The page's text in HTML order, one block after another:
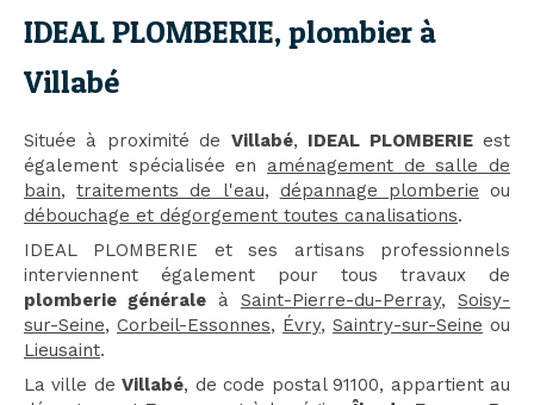
IDEAL PLOMBERIE, plombier à
Villabé
Située à proximité de Villabé, IDEAL PLOMBERIEest
également spécialisée en aménagement de salle de
bain,traitements de l'eau, dépannage plomberie ou
débouchage et dégorgement toutes canalisations.
IDEAL PLOMBERIE et ses artisans professionnels
interviennent également pour tous travaux de
plomberie générale à Saint-Pierre-du-Perray, Soisy-
sur-Seine, Corbeil-Essonnes, Évry, Saintry-sur-Seine ou
Lieusaint.
La ville deVillabé, de code postal 91100, appartient au